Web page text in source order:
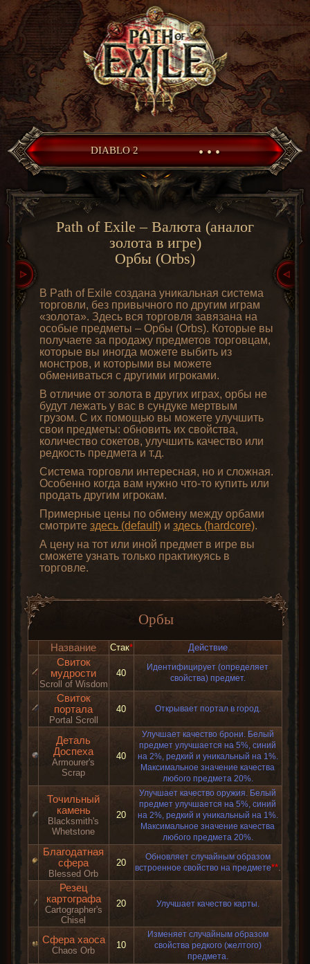
DIABLO 2 • • •
Path of Exile – Валюта (аналог
золота в игре)
Орбы (Orbs)
В Path of Exile создана уникальная система
торговли, без привычного по другим играм
«золота». Здесь вся торговля завязана на
особые предметы – Орбы (Orbs). Которые вы
получаете за продажу предметов торговцам,
которые вы иногда можете выбить из
монстров, и которыми вы можете
обмениваться с другими игроками.
В отличие от золота в других играх, орбы не
будут лежать у вас в сундуке мертвым
грузом. С их помощью вы можете улучшить
свои предметы: обновить их свойства,
количество сокетов, улучшить качество или
редкость предмета и т.д.
Система торговли интересная, но и сложная.
Особенно когда вам нужно что-то купить или
продать другим игрокам.
Примерные цены по обмену между орбами
смотрите здесь (default) и здесь (hardcore).
А цену на тот или иной предмет в игре вы
сможете узнать только практикуясь в
торговле.
Орбы
Название Стак* Действие
Свиток
мудрости
Scroll of Wisdom
40
Идентифицирует (определяет
свойства) предмет.
Свиток
портала
Portal Scroll
40 Открывает портал в город.
Деталь
Доспеха
Armourer's
Scrap
40
Улучшает качество брони. Белый
предмет улучшается на 5%, синий
на 2%, редкий и уникальный на 1%.
Максимальное значение качества
любого предмета 20%.
Точильный
камень
Blacksmith's
Whetstone
20
Улучшает качество оружия. Белый
предмет улучшается на 5%, синий
на 2%, редкий и уникальный на 1%.
Максимальное значение качества
любого предмета 20%.
Благодатная
сфера
Blessed Orb
20
Обновляет случайным образом
встроенное свойство на предмете**.
Резец
картографа
Cartographer's
Chisel
20 Улучшает качество карты.
Сфера хаоса
Chaos Orb
10
Изменяет случайным образом
свойства редкого (желтого)
предмета.